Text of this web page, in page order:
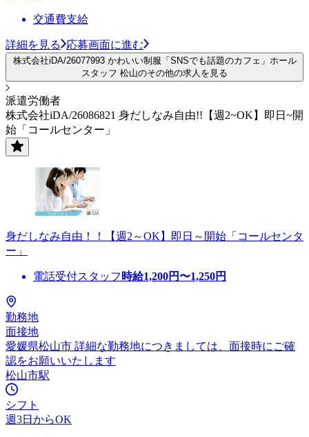
交通費支給
詳細を見る 応募画面に進む
株式会社iDA/26077993 かわいい制服「SNSでも話題のカフェ」ホール
スタッフ 松山のその他の求人を見る
派遣労働者
株式会社iDA/26086821 身だしなみ自由!!【週2~OK】即日~開
始「コールセンター」
身だしなみ自由！！【週2～OK】即日～開始「コールセンタ
ー」
電話受付スタッフ 時給1,200円〜1,250円
勤務地
面接地
愛媛県松山市 詳細な勤務地につきましては、面接時にご確
認をお願いいたします
松山市駅
シフト
週3日からOK